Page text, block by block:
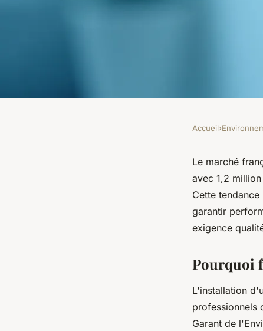
Installation de
sur prestige clima
Accueil›
Le marché
avec 1,2
Cette
garantir
exigence
Pourquoi
L'installation
professionnels
Garant de